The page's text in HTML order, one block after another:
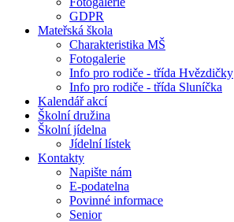
GDPR
Mateřská škola
Charakteristika MŠ
Fotogalerie
Info pro rodiče - třída Hvězdičky
Info pro rodiče - třída Sluníčka
Kalendář akcí
Školní družina
Školní jídelna
Jídelní lístek
Kontakty
Napište nám
E-podatelna
Povinné informace
Senior